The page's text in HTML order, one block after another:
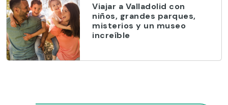
Viajar a Valladolid con
niños, grandes parques,
misterios y un museo
increíble